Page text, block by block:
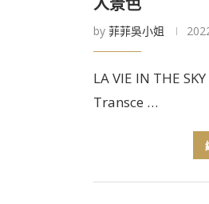
by 菲菲吳小姐
LA VIE IN THE
Transce …